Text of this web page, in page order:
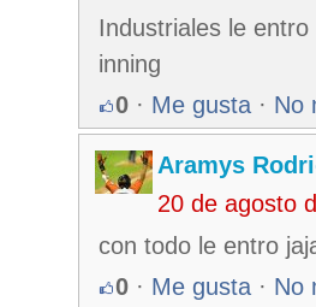
Industriales le
inning
0 · Me gusta · No
Aramys
20 de agosto
con todo le entro
0 · Me gusta · No